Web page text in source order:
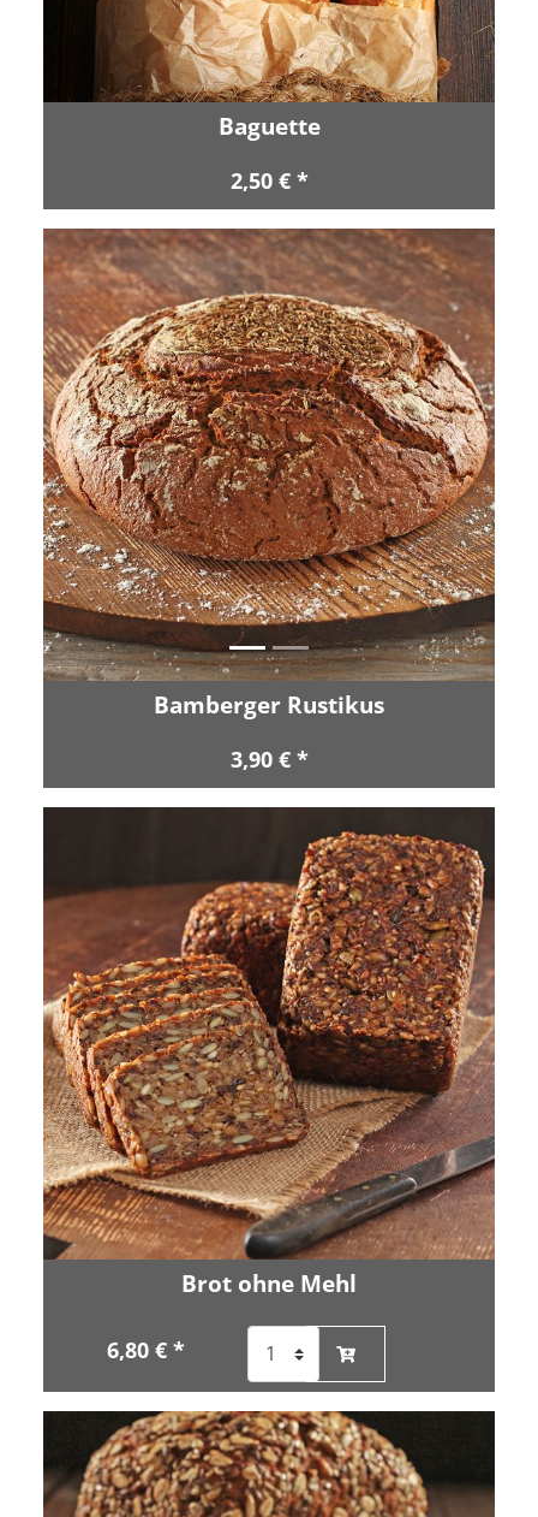
Baguette
2,50 € *
Zurück Vor
Bamberger Rustikus
3,90 € *
Brot ohne Mehl
6,80 € *